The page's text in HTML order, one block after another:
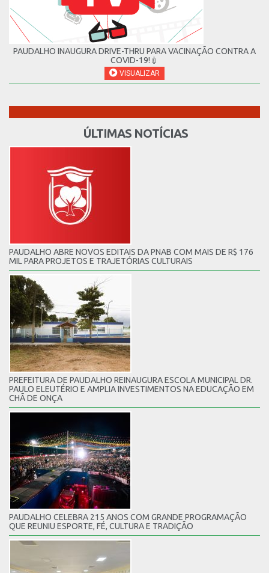
PAUDALHO INAUGURA DRIVE-THRU PARA VACINAÇÃO CONTRA A
COVID-19!💉
VISUALIZAR
ÚLTIMAS NOTÍCIAS
PAUDALHO ABRE NOVOS EDITAIS DA PNAB COM MAIS DE R$ 176
MIL PARA PROJETOS E TRAJETÓRIAS CULTURAIS
PREFEITURA DE PAUDALHO REINAUGURA ESCOLA MUNICIPAL DR.
PAULO ELEUTÉRIO E AMPLIA INVESTIMENTOS NA EDUCAÇÃO EM
CHÃ DE ONÇA
PAUDALHO CELEBRA 215 ANOS COM GRANDE PROGRAMAÇÃO
QUE REUNIU ESPORTE, FÉ, CULTURA E TRADIÇÃO